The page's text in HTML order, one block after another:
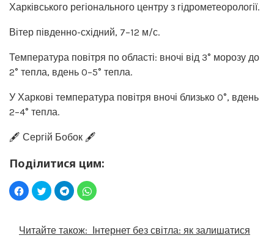
Харківського регіонального центру з гідрометеорології.
Вітер південно-східний, 7–12 м/с.
Температура повітря по області: вночі від 3° морозу до
2° тепла, вдень 0–5° тепла.
У Харкові температура повітря вночі близько 0°, вдень
2–4° тепла.
🖋️ Сергій Бобок 🖋️
Поділитися цим:
Читайте також: Інтернет без світла: як залишатися